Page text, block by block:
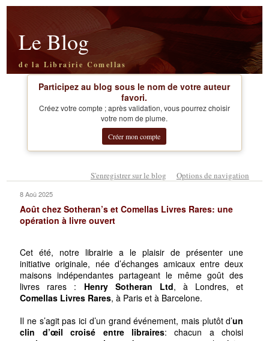
Le Blog
de la Librairie Comellas
Participez au blog sous le nom de votre auteur
favori.
Créez votre compte ; après validation, vous pourrez choisir
votre nom de plume.
Créer mon compte
S'enregistrer sur le blog Options de navigation
8 Aoû 2025
Août chez Sotheran’s et Comellas Livres Rares: une
opération à livre ouvert
Cet été, notre librairie a le plaisir de présenter une
initiative originale, née d’échanges amicaux entre deux
maisons indépendantes partageant le même goût des
livres rares : Henry Sotheran Ltd, à Londres, et
Comellas Livres Rares, à Paris et à Barcelone.
Il ne s’agit pas ici d’un grand événement, mais plutôt d’un
clin d’œil croisé entre libraires: chacun a choisi